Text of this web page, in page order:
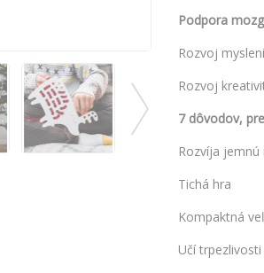
Podpora
Rozvoj
Rozvoj
7 dôvodov,
Rozvíja
Tichá hra
Kompaktná
Učí trpezlivosti